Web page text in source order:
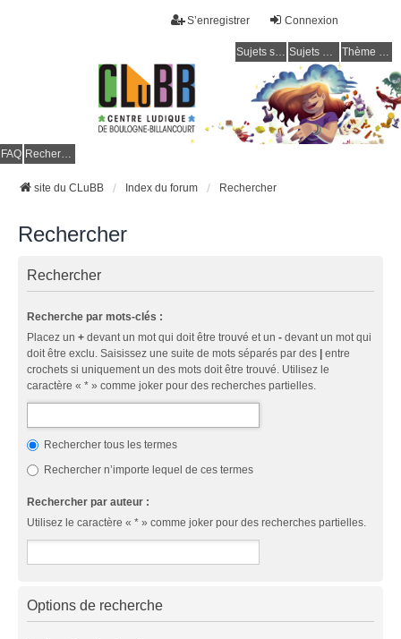
Connexion
S’enregistrer
Sujets sans réponse Sujets actifs Thème clair / foncé
FAQ Rechercher
site du CLuBB Index du forum Rechercher
Rechercher
Rechercher
Recherche par mots-clés :
Placez un + devant un mot qui doit être trouvé et un - devant un mot qui
doit être exclu. Saisissez une suite de mots séparés par des | entre
crochets si uniquement un des mots doit être trouvé. Utilisez le
caractère « * » comme joker pour des recherches partielles.
Rechercher tous les termes
Rechercher n’importe lequel de ces termes
Rechercher par auteur :
Utilisez le caractère « * » comme joker pour des recherches partielles.
Options de recherche